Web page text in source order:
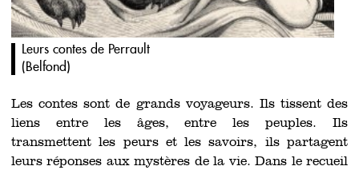
Leurs contes de Perrault
(Belfond)
Les contes sont de grands voyageurs. Ils tissent des
liens entre les âges, entre les peuples. Ils
transmettent les peurs et les savoirs, ils partagent
leurs réponses aux mystères de la vie. Dans le recueil